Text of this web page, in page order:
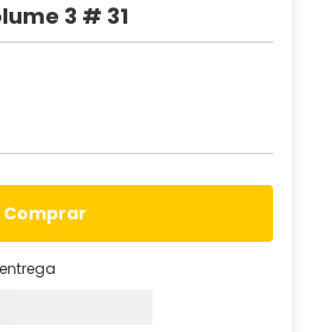
3 # 31
comprar